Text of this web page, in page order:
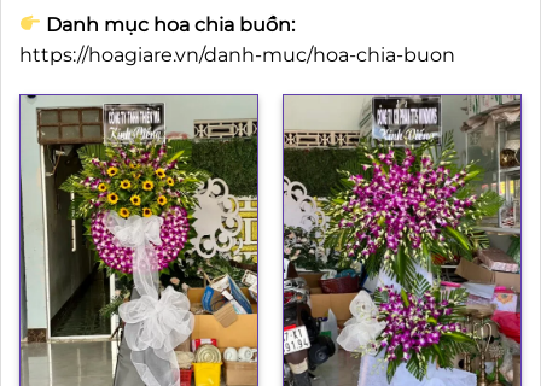
Danh mục hoa chia buồn:
https://hoagiare.vn/danh-muc/hoa-chia-buon